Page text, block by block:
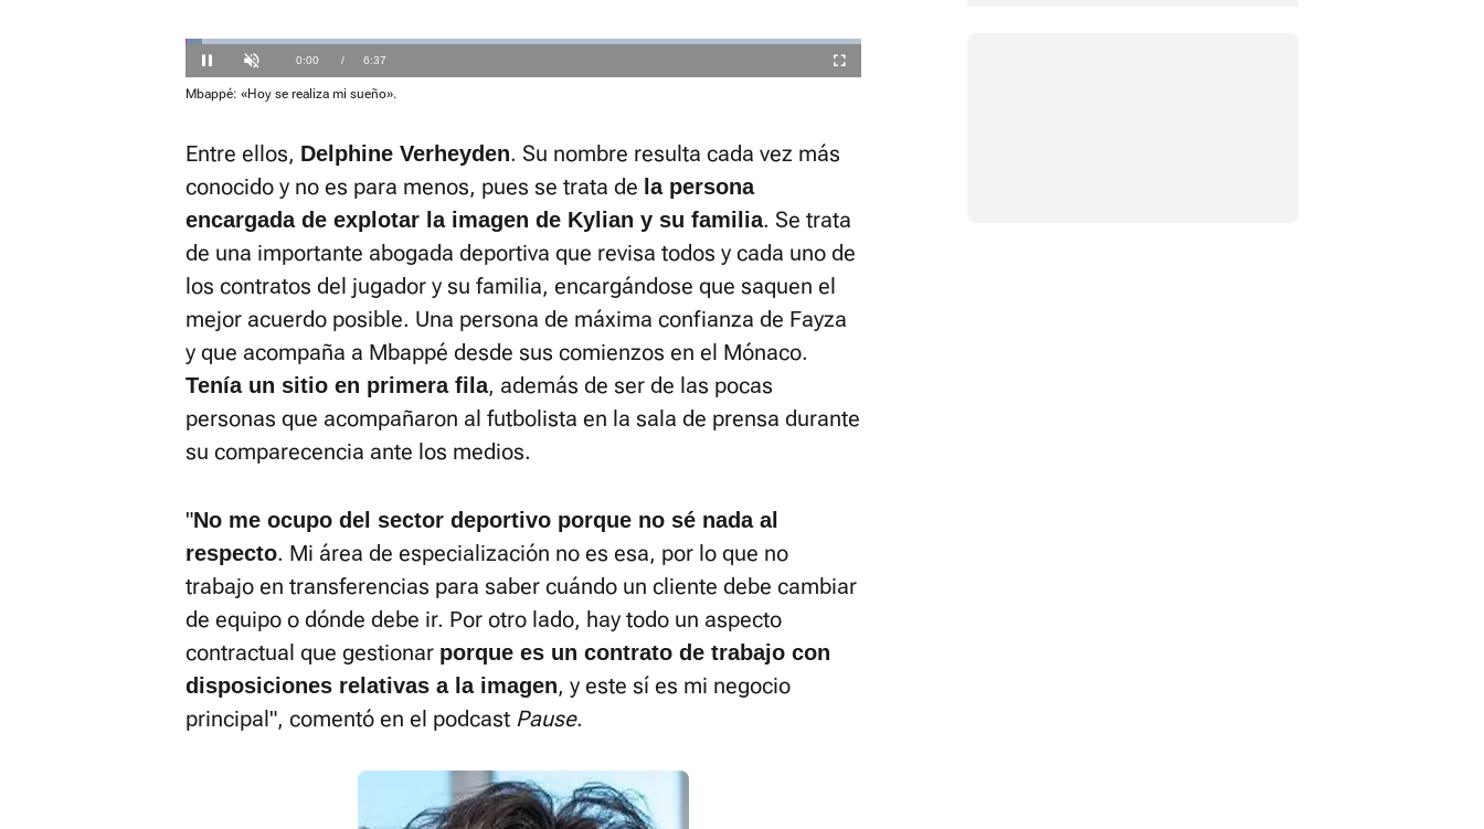
Pausa Unmute Current
Time
0:01 / Duration
6:37
Loaded:
2.51%
Fullscreen
Mbappé: «Hoy se realiza mi sueño».
Entre ellos, Delphine Verheyden. Su nombre resulta cada vez más
conocido y no es para menos, pues se trata de la persona
encargada de explotar la imagen de Kylian y su familia. Se trata
de una importante abogada deportiva que revisa todos y cada uno de
los contratos del jugador y su familia, encargándose que saquen el
mejor acuerdo posible. Una persona de máxima confianza de Fayza
y que acompaña a Mbappé desde sus comienzos en el Mónaco.
Tenía un sitio en primera fila, además de ser de las pocas
personas que acompañaron al futbolista en la sala de prensa durante
su comparecencia ante los medios.
"No me ocupo del sector deportivo porque no sé nada al
respecto. Mi área de especialización no es esa, por lo que no
trabajo en transferencias para saber cuándo un cliente debe cambiar
de equipo o dónde debe ir. Por otro lado, hay todo un aspecto
contractual que gestionar porque es un contrato de trabajo con
disposiciones relativas a la imagen, y este sí es mi negocio
principal", comentó en el podcast Pause.